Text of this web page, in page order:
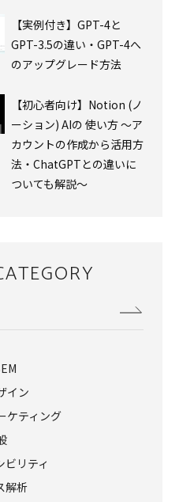
【実例付き】GPT-4と
GPT-3.5の違い・GPT-4へ
のアップグレード方法
【初心者向け】Notion (ノ
ーション) AIの 使い方 ～ア
カウントの作成から活用方
法・ChatGPTとの違いに
ついても解説～
イン
ケティング
ビリティ
解析